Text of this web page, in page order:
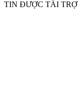
TIN ĐƯỢC TÀI TRỢ